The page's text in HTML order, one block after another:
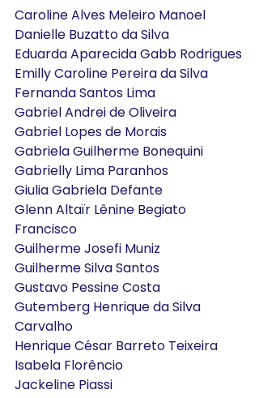
Caroline Alves Meleiro Manoel
Danielle Buzatto da Silva
Eduarda Aparecida Gabb Rodrigues
Emilly Caroline Pereira da Silva
Fernanda Santos Lima
Gabriel Andrei de Oliveira
Gabriel Lopes de Morais
Gabriela Guilherme Bonequini
Gabrielly Lima Paranhos
Giulia Gabriela Defante
Glenn Altaïr Lênine Begiato
Francisco
Guilherme Josefi Muniz
Guilherme Silva Santos
Gustavo Pessine Costa
Gutemberg Henrique da Silva
Carvalho
Henrique César Barreto Teixeira
Isabela Florêncio
Jackeline Piassi